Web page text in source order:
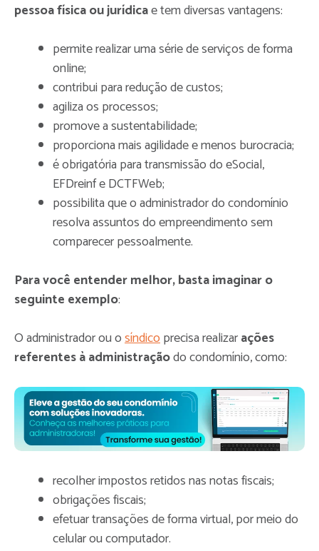
pessoa física ou jurídicae tem diversas vantagens:
permite realizar uma série de serviços de forma
online;
contribui para redução de custos;
agiliza os processos;
promove a sustentabilidade;
proporciona mais agilidade e menos burocracia;
é obrigatória para transmissão do eSocial,
EFDreinf e DCTFWeb;
possibilita que o administrador do condomínio
resolva assuntos do empreendimento sem
comparecer pessoalmente.
Para você entender melhor, basta imaginar o
seguinte exemplo:
O administrador ou osíndicoprecisa realizarações
referentes à administraçãodo condomínio, como:
recolher impostos retidos nas notas fiscais;
obrigações fiscais;
efetuar transações de forma virtual, por meio do
celular ou computador.